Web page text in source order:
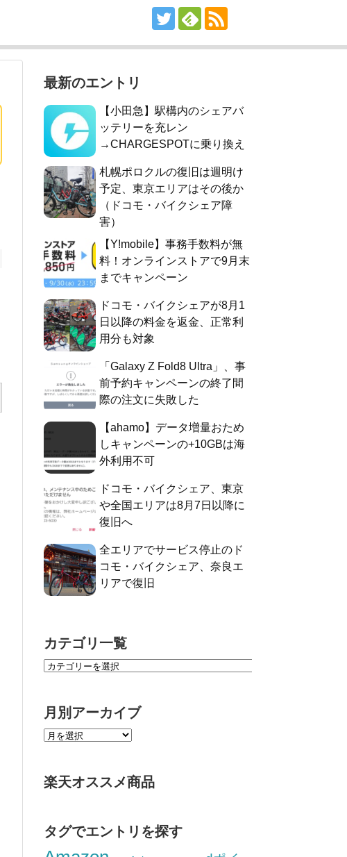
最新のエントリ
【小田急】駅構内のシェアバ
ッテリーを充レン
→CHARGESPOTに乗り換え
札幌ポロクルの復旧は週明け
予定、東京エリアはその後か
（ドコモ・バイクシェア障
害）
【Y!mobile】事務手数料が無
料！オンラインストアで9月末
までキャンペーン
ドコモ・バイクシェアが8月1
日以降の料金を返金、正常利
用分も対象
「Galaxy Z Fold8 Ultra」、事
前予約キャンペーンの終了間
際の注文に失敗した
【ahamo】データ増量おため
しキャンペーンの+10GBは海
外利用不可
ドコモ・バイクシェア、東京
や全国エリアは8月7日以降に
復旧へ
全エリアでサービス停止のド
コモ・バイクシェア、奈良エ
リアで復旧
カテゴリ一覧
月別アーカイブ
楽天オススメ商品
タグでエントリを探す